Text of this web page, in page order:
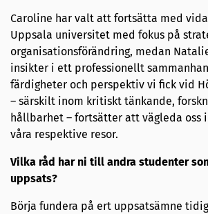
Caroline har valt att fortsätta med
Uppsala universitet med fokus på
organisationsförändring, medan
insikter i ett professionellt
färdigheter och perspektiv vi fick vid
– särskilt inom kritiskt tänkande,
hållbarhet – fortsätter att vägleda oss
våra respektive resor.
Vilka råd har ni till andra studenter
uppsats?
Börja fundera på ert uppsatsämne